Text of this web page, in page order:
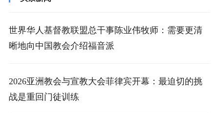
世界华人基督教联盟总干事陈业伟牧师：需要更清
晰地向中国教会介绍福音派
2026亚洲教会与宣教大会菲律宾开幕：最迫切的挑
战是重回门徒训练